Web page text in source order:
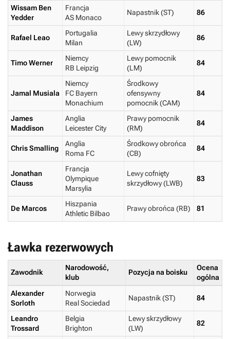
Wissam Ben
Yedder
Francja
AS Monaco
Napastnik (ST) 86
Rafael Leao
Portugalia
Milan
Lewy skrzydłowy
(LW)
86
Timo Werner
Niemcy
RB Leipzig
Lewy pomocnik
(LM)
84
Jamal Musiala
Niemcy
FC Bayern
Monachium
Środkowy
ofensywny
pomocnik (CAM)
84
James
Maddison
Anglia
Leicester City
Prawy pomocnik
(RM)
84
Chris Smalling
Anglia
Roma FC
Środkowy obrońca
(CB)
84
Jonathan
Clauss
Francja
Olympique
Marsylia
Lewy cofnięty
skrzydłowy (LWB)
83
De Marcos
Hiszpania
Athletic Bilbao
Prawy obrońca (RB) 81
Ławka rezerwowych
Zawodnik
Narodowość,
klub
Pozycja na boisku
Ocena
ogólna
Alexander
Sorloth
Norwegia
Real Sociedad
Napastnik (ST) 84
Leandro
Trossard
Belgia
Brighton
Lewy skrzydłowy
(LW)
82